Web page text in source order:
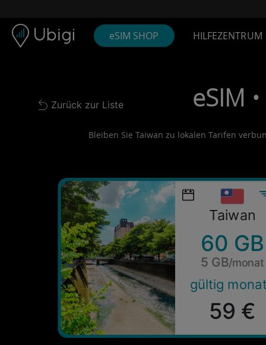
eSIM SHOP HILFEZENTRUM
Back to list
Zurück zur Liste eSIM
Bleiben Sie Taiwan zu lokalen Tarifen
Taiwan
60 GB
5 GB/monat
gültig
59 €